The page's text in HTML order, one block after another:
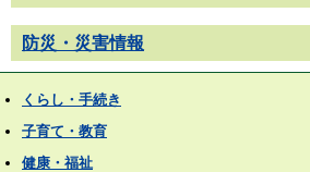
防災・災害情報
くらし・手続き
子育て・教育
健康・福祉